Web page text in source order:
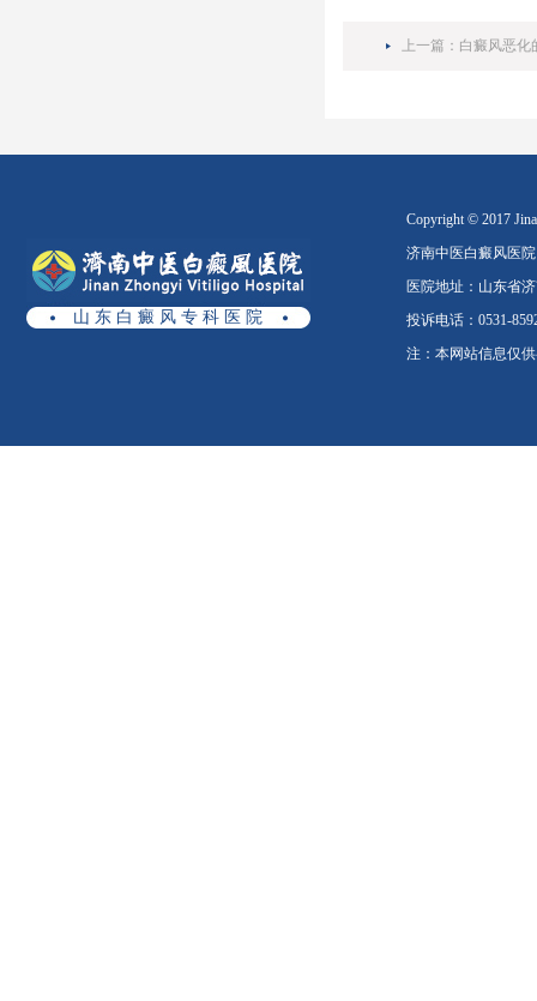
上一篇： 白癜风恶化
山 东 白 癜 风 专 科 医 院
Copyright © 2017
济南中医白癜风医
医院地址：山东省
投诉电话：0531-
注：本网站信息仅